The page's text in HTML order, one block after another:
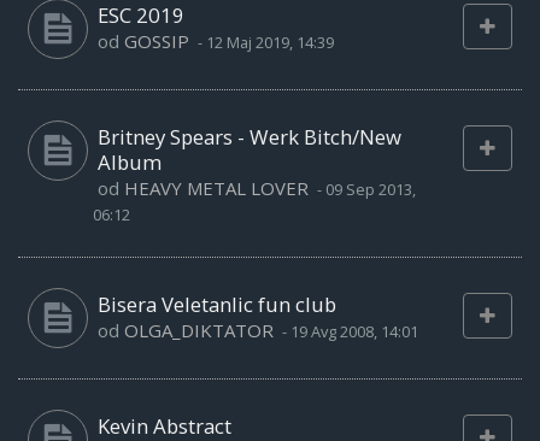
ESC 2019
od GOSSIP - 12 Maj 2019, 14:39
Britney Spears - Werk Bitch/New
Album
od HEAVY METAL LOVER - 09 Sep 2013,
06:12
Bisera Veletanlic fun club
od OLGA_DIKTATOR - 19 Avg 2008, 14:01
Kevin Abstract